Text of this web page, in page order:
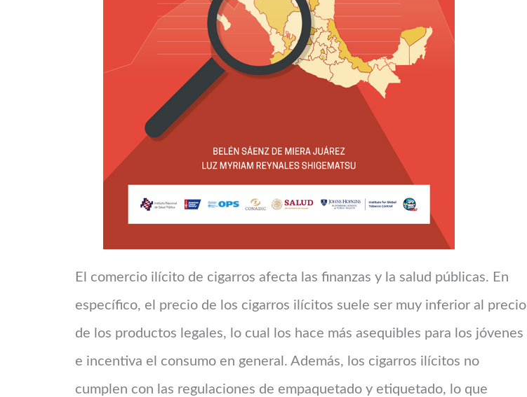
El comercio ilícito de cigarros afecta las finanzas y la salud públicas. En
específico, el precio de los cigarros ilícitos suele ser muy inferior al precio
de los productos legales, lo cual los hace más asequibles para los jóvenes
e incentiva el consumo en general. Además, los cigarros ilícitos no
cumplen con las regulaciones de empaquetado y etiquetado, lo que